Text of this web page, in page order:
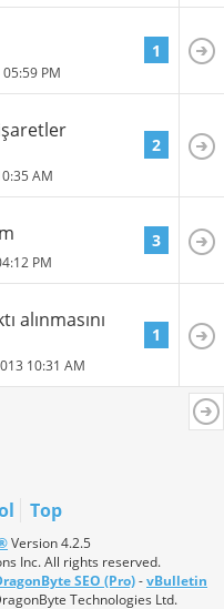
05:59 PM
1
AM
2
PM
3
alınmasını
10:31 AM
1
Top
Version 4.2.5
Inc. All rights reserved.
SEO (Pro)-vBulletin
Technologies Ltd.